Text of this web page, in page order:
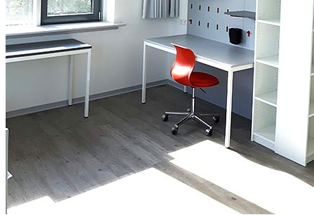
Interesse geweckt?